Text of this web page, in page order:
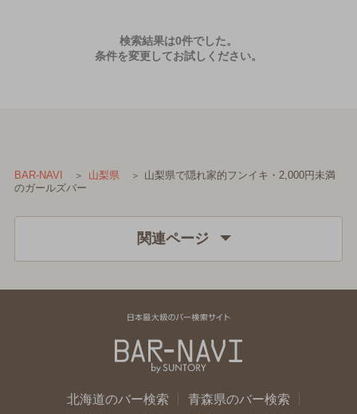
検索結果は0件でした。
条件を変更してお試しください。
BAR-NAVI 山梨県
山梨県で隠れ家的フンイキ・2,000円未満
のガールズバー
関連ページ
北海道のバー検索
青森県のバー検索